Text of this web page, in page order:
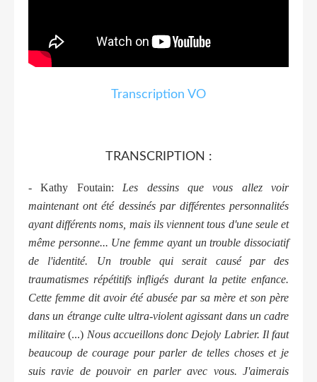
Transcription VO
TRANSCRIPTION :
- Kathy Foutain: Les dessins que vous allez voir
maintenant ont été dessinés par différentes personnalités
ayant différents noms, mais ils viennent tous d'une seule et
même personne... Une femme ayant un trouble dissociatif
de l'identité. Un trouble qui serait causé par des
traumatismes répétitifs infligés durant la petite enfance.
Cette femme dit avoir été abusée par sa mère et son père
dans un étrange culte ultra-violent agissant dans un cadre
militaire(...) Nous accueillons donc Dejoly Labrier. Il faut
beaucoup de courage pour parler de telles choses et je
suis ravie de pouvoir en parler avec vous. J'aimerais